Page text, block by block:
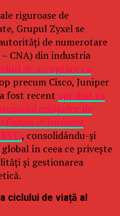
riguroase de
Grupul Zyxel se
de numerotare
CNA) din industria
de acceptare ca
precum Cisco, Juniper
fost recent aprobat ca
echipelor de
Forum of Incident
, consolidându-și
în ceea ce privește
și gestionarea
ciclului de viață al